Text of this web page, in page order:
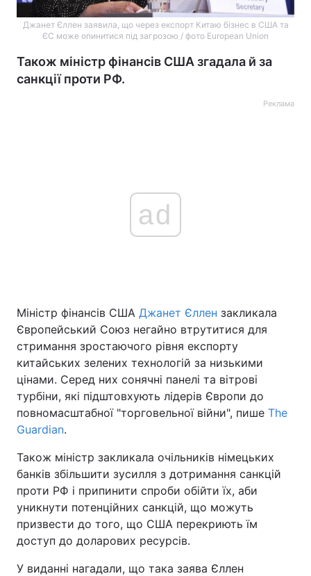
Джанет Єллен заявила, що через експорт Китаю бізнес в США та
ЄС може опинитися під загрозою / фото European Union
Також міністр фінансів США згадала й за
санкції проти РФ.
Реклама
ad
Міністр фінансів США Джанет Єллен закликала
Європейський Союз негайно втрутитися для
стримання зростаючого рівня експорту
китайських зелених технологій за низькими
цінами. Серед них сонячні панелі та вітрові
турбіни, які підштовхують лідерів Європи до
повномасштабної "торговельної війни", пише The
Guardian.
Також міністр закликала очільників німецьких
банків збільшити зусилля з дотримання санкцій
проти РФ і припинити спроби обійти їх, аби
уникнути потенційних санкцій, що можуть
призвести до того, що США перекриють їм
доступ до доларових ресурсів.
У виданні нагадали, що така заява Єллен